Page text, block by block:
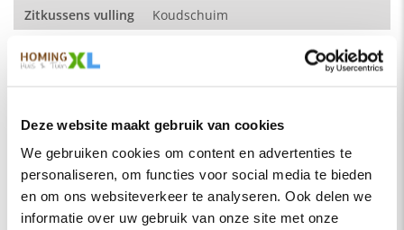
Deze website maakt gebruik van cookies
We gebruiken cookies om content en advertenties te
personaliseren, om functies voor social media te bieden
en om ons websiteverkeer te analyseren. Ook delen we
informatie over uw gebruik van onze site met onze
woonaccessoires. Voor meer inspiratie kun je ook terecht in
onzeshowroomvan 1200m² in Vianen, 10 autominuten van
Zitkussens vulling
Koudschuim
Schuim + Vulling (50% schuim / 50%
Materiaal poten
Metaal
Hoogte poten
15 cm
Lees meer